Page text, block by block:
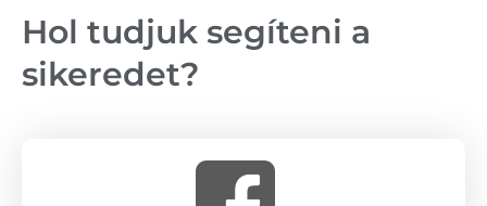
Hol tudjuk segíteni a
sikeredet?